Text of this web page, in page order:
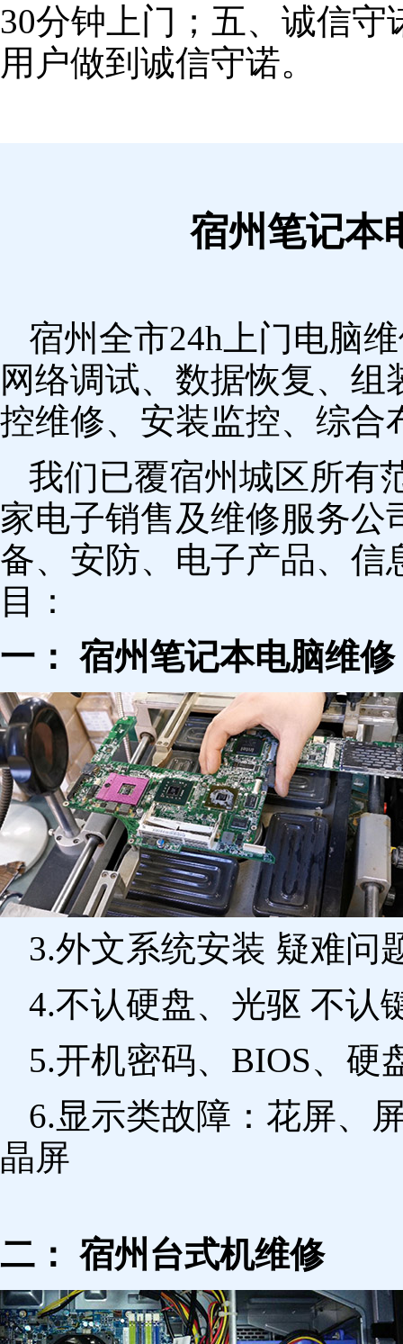
30分钟上门；五、诚信
用户做到诚信守诺。
宿州笔记本
宿州全市24h上门电脑
网络调试、数据恢复、
控维修、安装监控、综合
我们已覆宿州城区所有
家电子销售及维修服务公
备、安防、电子产品、信
目：
一： 宿州笔记本电脑维修
3.外文系统安装 疑难问
4.不认硬盘、光驱 不认
5.开机密码、BIOS、硬
6.显示类故障：花屏、
晶屏
二： 宿州台式机维修